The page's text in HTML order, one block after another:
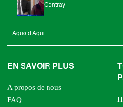
Contray
Aquo d'Aqui
EN SAVOIR PLUS
A propos de nous
FAQ